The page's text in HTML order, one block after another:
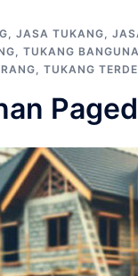
, JASA TUKANG,
, TUKANG
, TUKANG